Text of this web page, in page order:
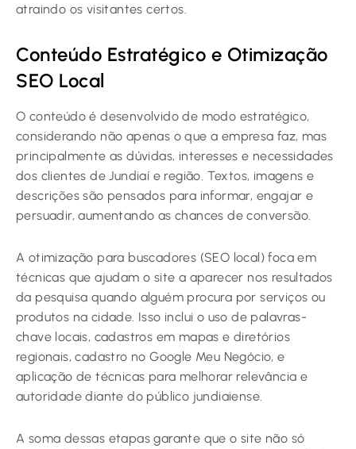
atraindo os visitantes certos.
Conteúdo Estratégico e Otimização
SEO Local
O conteúdo é desenvolvido de modo estratégico,
considerando não apenas o que a empresa faz, mas
principalmente as dúvidas, interesses e necessidades
dos clientes de Jundiaí e região. Textos, imagens e
descrições são pensados para informar, engajar e
persuadir, aumentando as chances de conversão.
A otimização para buscadores (SEO local) foca em
técnicas que ajudam o site a aparecer nos resultados
da pesquisa quando alguém procura por serviços ou
produtos na cidade. Isso inclui o uso de palavras-
chave locais, cadastros em mapas e diretórios
regionais, cadastro no Google Meu Negócio, e
aplicação de técnicas para melhorar relevância e
autoridade diante do público jundiaiense.
A soma dessas etapas garante que o site não só